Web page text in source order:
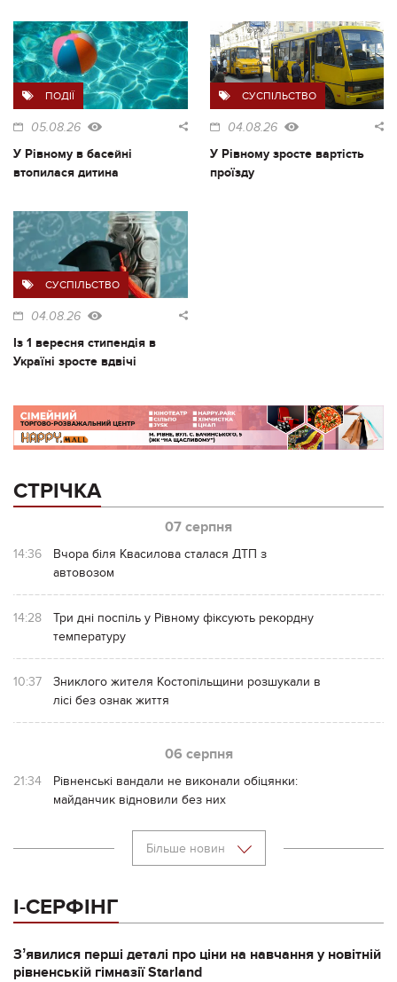
ПОДІЇ
05.08.26
У Рівному в басейні
втопилася дитина
СУСПІЛЬСТВО
04.08.26
У Рівному зросте вартість
проїзду
СУСПІЛЬСТВО
04.08.26
Із 1 вересня стипендія в
Україні зросте вдвічі
СТРІЧКА
07 серпня
14:36
Вчора біля Квасилова сталася ДТП з
автовозом
14:28
Три дні поспіль у Рівному фіксують рекордну
температуру
10:37
Зниклого жителя Костопільщини розшукали в
лісі без ознак життя
06 серпня
21:34
Рівненські вандали не виконали обіцянки:
майданчик відновили без них
Більше новин
І-СЕРФІНГ
Зʼявилися перші деталі про ціни на навчання у новітній
рівненській гімназії Starland